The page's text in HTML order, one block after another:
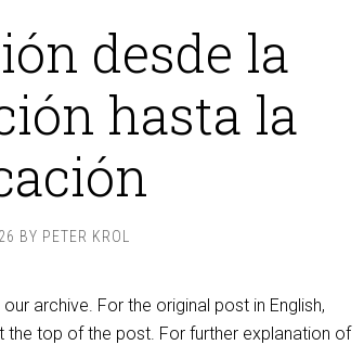
desde la
hasta la
BY PETER KROL
archive. For the original post in English,
the top of the post. For further explanation of